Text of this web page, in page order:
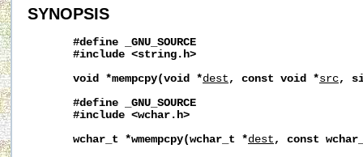
SYNOPSIS
#define
_GNU_SOURCE
#include <string.h>
void *mempcpy(void *dest , const void *src,
#define
_GNU_SOURCE
#include <wchar.h>
wchar_t
*wmempcpy(wchar_t *dest , const